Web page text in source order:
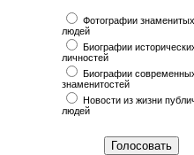
Фотографии знаменитых
людей
Биографии
личностей
Биографии
знаменитостей
Новости из жизни
людей